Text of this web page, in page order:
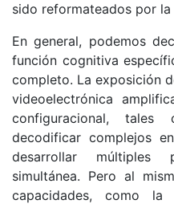
sido reformateados por
En general, podemos
función cognitiva
completo. La exposición
videoelectrónica
configuracional,
decodificar complejos
desarrollar múltiples
simultánea. Pero al
capacidades, como la